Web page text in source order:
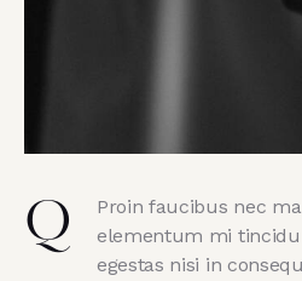
Q
Proin faucibus nec
elementum mi
egestas nisi in